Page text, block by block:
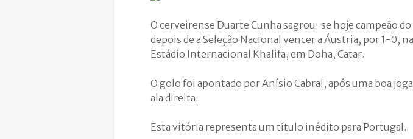
O cerveirense Duarte Cunha sagrou-se hoje campeão
depois de a Seleção Nacional vencer a Áustria, por 1-0,
Estádio Internacional Khalifa, em Doha, Catar.
O golo foi apontado por Anísio Cabral, após uma boa
ala direita.
Esta vitória representa um título inédito para Portugal.